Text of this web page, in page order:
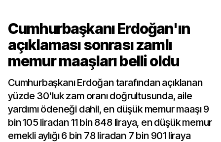
Cumhurbaşkanı Erdoğan'ın
açıklaması sonrası zamlı
memur maaşları belli oldu
Cumhurbaşkanı Erdoğan tarafından açıklanan
yüzde 30'luk zam oranı doğrultusunda, aile
yardımı ödeneği dahil, en düşük memur maaşı 9
bin 105 liradan 11 bin 848 liraya, en düşük memur
emekli aylığı 6 bin 78 liradan 7 bin 901 liraya